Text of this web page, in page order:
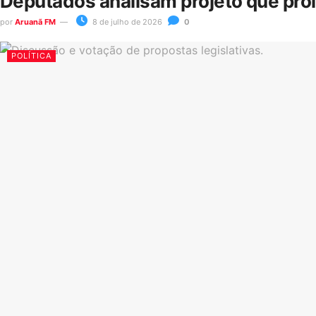
por Aruanã FM 8 de julho de 2026 0
POLÍTICA